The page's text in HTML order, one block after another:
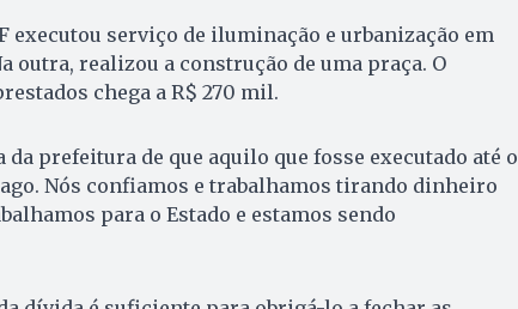
executou serviço de iluminação e urbanização em
outra, realizou a construção de uma praça. O
chega a R$ 270 mil.
prefeitura de que aquilo que fosse executado até o
Nós confiamos e trabalhamos tirando dinheiro
para o Estado e estamos sendo